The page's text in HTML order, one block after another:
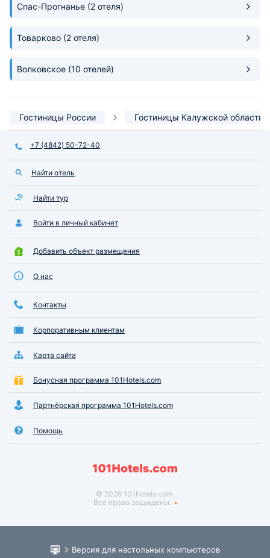
Спас-Прогнанье (2 отеля)
Товарково (2 отеля)
Волковское (10 отелей)
Гостиницы России Гостиницы Калужской области
+7 (4842) 50-72-40
Найти отель
Найти тур
Войти в личный кабинет
Добавить объект размещения
О нас
Контакты
Корпоративным клиентам
Карта сайта
Бонусная программа 101Hotels.com
Партнёрская программа 101Hotels.com
Помощь
© 2026 101hotels.com.
Все права защищены.
Версия для настольных компьютеров